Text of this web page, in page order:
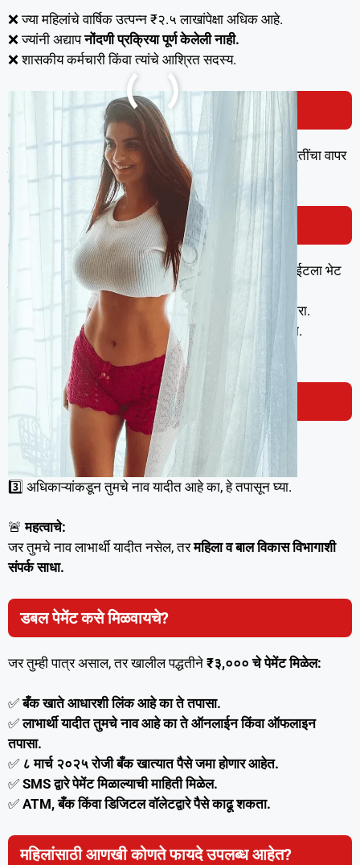
❌ ज्या महिलांचे वार्षिक उत्पन्न ₹२.५ लाखांपेक्षा अधिक आहे.
❌ ज्यांनी अद्यापनोंदणी प्रक्रिया पूर्ण केलेली नाही.
❌ शासकीय कर्मचारी किंवा त्यांचे आश्रित सदस्य.
लाडकी बहीण योजना स्टेटस कसे तपासावे?
तुमचे नाव लाभार्थी यादीत आहे का, हे तपासण्यासाठी खालील पद्धतींचा वापर
ऑनलाइन प्रक्रिया:
ladakibahin.maharashtra.gov.in
वेबसाईटला भेट
“लाडकी बहीण योजना लाभार्थी यादी” या पर्यायावर क्लिक करा.
आधार क्रमांक किंवा अर्ज क्रमांक टाका
आणि सबमिट करा.
अर्ज मंजूर (Approved) आहे की नाही, हे तपासा.
ऑफलाइन प्रक्रिया:
जवळच्या ग्रामपंचायत किंवा नगरपालिका कार्यालयात जा.
2️⃣ आधार कार्ड आणि अर्ज क्रमांक दाखवा.
3️⃣ अधिकाऱ्यांकडून तुमचे नाव यादीत आहे का, हे तपासून घ्या.
🚨महत्वाचे:
जर तुमचे नाव लाभार्थी यादीत नसेल, तरमहिला व बाल विकास विभागाशी
संपर्क साधा.
डबल पेमेंट कसे मिळवायचे?
जर तुम्ही पात्र असाल, तर खालील पद्धतीने ₹३,००० चे पेमेंट मिळेल:
✅बँक खाते आधारशी लिंक आहे का ते तपासा.
✅लाभार्थी यादीत तुमचे नाव आहे का ते ऑनलाईन किंवा ऑफलाइन
तपासा.
✅ ८ मार्च २०२५ रोजी बँक खात्यात पैसे जमा होणार आहेत.
✅ SMS द्वारे पेमेंट मिळाल्याची माहिती मिळेल.
✅ ATM, बँक किंवा डिजिटल वॉलेटद्वारे पैसे काढू शकता.
महिलांसाठी आणखी कोणते फायदे उपलब्ध आहेत?